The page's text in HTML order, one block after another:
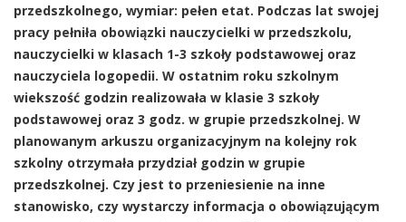
przedszkolnego, wymiar: pełen etat. Podczas lat swojej
pracy pełniła obowiązki nauczycielki w przedszkolu,
nauczycielki w klasach 1-3 szkoły podstawowej oraz
nauczyciela logopedii. W ostatnim roku szkolnym
wiekszość godzin realizowała w klasie 3 szkoły
podstawowej oraz 3 godz. w grupie przedszkolnej. W
planowanym arkuszu organizacyjnym na kolejny rok
szkolny otrzymała przydział godzin w grupie
przedszkolnej. Czy jest to przeniesienie na inne
stanowisko, czy wystarczy informacja o obowiązującym